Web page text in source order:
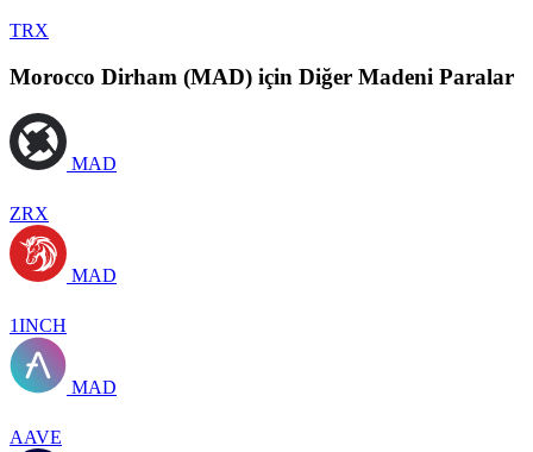
TRX
Morocco Dirham (MAD) için Diğer Madeni Paralar
MAD
ZRX
MAD
1INCH
MAD
AAVE